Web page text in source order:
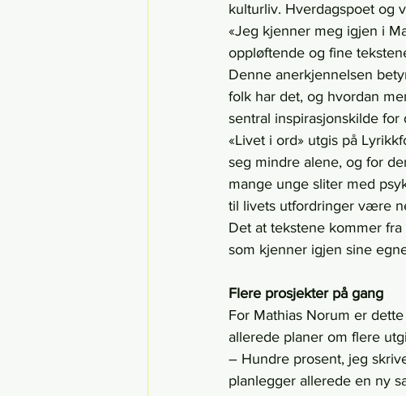
kulturliv. Hverdagspoet og
«Jeg kjenner meg igjen i
oppløftende og fine
Denne anerkjennelsen
folk har det, og hvordan
sentral inspirasjonskilde for
«Livet i ord» utgis på
seg mindre alene, og for
mange unge sliter med
til livets utfordringer være
Det at tekstene kommer
som kjenner igjen sine
Flere prosjekter på gang
For Mathias Norum er
allerede planer om flere
– Hundre prosent, jeg
planlegger allerede en ny